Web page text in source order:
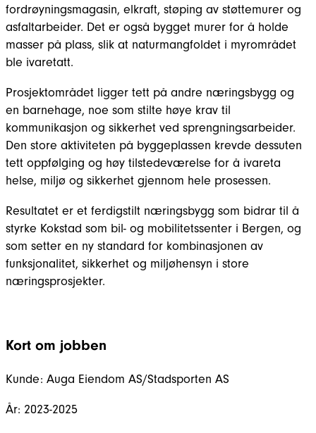
fordrøyningsmagasin, elkraft, støping av støttemurer og
asfaltarbeider. Det er også bygget murer for å holde
masser på plass, slik at naturmangfoldet i myrområdet
ble ivaretatt.
Prosjektområdet ligger tett på andre næringsbygg og
en barnehage, noe som stilte høye krav til
kommunikasjon og sikkerhet ved sprengningsarbeider.
Den store aktiviteten på byggeplassen krevde dessuten
tett oppfølging og høy tilstedeværelse for å ivareta
helse, miljø og sikkerhet gjennom hele prosessen.
Resultatet er et ferdigstilt næringsbygg som bidrar til å
styrke Kokstad som bil- og mobilitetssenter i Bergen, og
som setter en ny standard for kombinasjonen av
funksjonalitet, sikkerhet og miljøhensyn i store
næringsprosjekter.
Kort om jobben
Kunde: Auga Eiendom AS/Stadsporten AS
År: 2023-2025